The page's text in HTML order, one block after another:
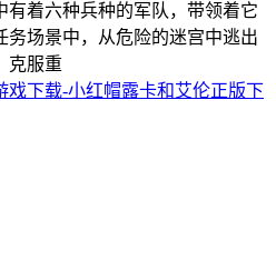
有着六种兵种的军队，带领着它
务场景中，从危险的迷宫中逃出
克服重